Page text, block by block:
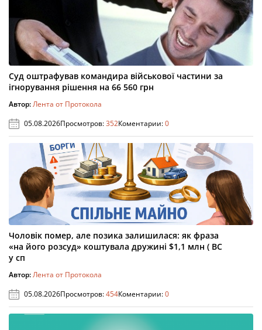
Суд оштрафував командира військової частини за
ігнорування рішення на 66 560 грн
Автор:Лента от Протокола
05.08.2026Просмотров:352Коментарии:0
Чоловік помер, але позика залишилася: як фраза
«на його розсуд» коштувала дружині $1,1 млн ( ВС
у сп
Автор:Лента от Протокола
05.08.2026Просмотров:454Коментарии:0